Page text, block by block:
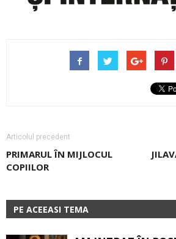
Articolul precedent
PRIMARUL ÎN MIJLOCUL
COPIILOR
PE ACEEASI TEMA